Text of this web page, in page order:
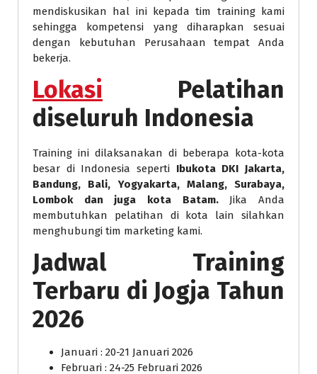
mendiskusikan hal ini kepada tim training kami
sehingga kompetensi yang diharapkan sesuai
dengan kebutuhan Perusahaan tempat Anda
bekerja.
Lokasi Pelatihan
diseluruh Indonesia
Training ini dilaksanakan di beberapa kota-kota
besar di Indonesia seperti Ibukota DKI Jakarta,
Bandung, Bali, Yogyakarta, Malang, Surabaya,
Lombok dan juga kota Batam.Jika Anda
membutuhkan pelatihan di kota lain silahkan
menghubungi tim marketing kami.
Jadwal Training
Terbaru di Jogja Tahun
2026
Januari : 20-21 Januari 2026
Februari : 24-25 Februari 2026